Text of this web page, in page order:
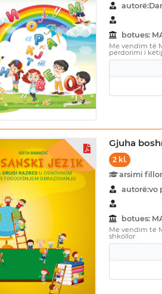
botues:
Me vendim të
përdorimi i
Gjuha
2 kl.
arsimi fillor
autorë:vo
botues:
Me vendim të
shkollor